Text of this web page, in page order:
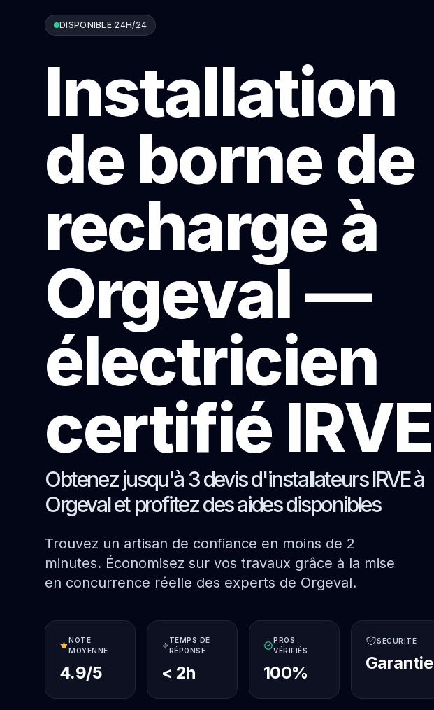
DISPONIBLE 24H/24
Installation
de borne de
recharge à
Orgeval —
électricien
certifié IRVE
Obtenez jusqu'à 3 devis d'installateurs IRVE à
Orgeval et profitez des aides disponibles
Trouvez un artisan de confiance en moins de 2
minutes. Économisez sur vos travaux grâce à la mise
en concurrence réelle des experts de Orgeval.
NOTE
MOYENNE
4.9/5
TEMPS DE
RÉPONSE
< 2h
PROS
VÉRIFIÉS
100%
SÉCURITÉ
Garantie